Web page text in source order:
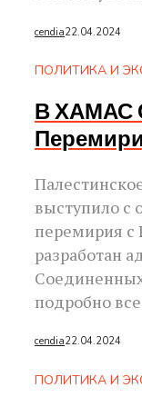
cendia22.04.2024
ПОЛИТИКА И
В ХАМАС
выступило с
перемирия с
разработан
подробно все
cendia22.04.2024
ПОЛИТИКА И